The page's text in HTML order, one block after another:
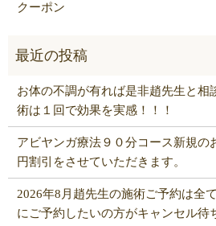
クーポン
お体の不調が有れば是非趙先生と相
術は１回で効果を実感！！！
アビヤンガ療法９０分コース新規の
円割引をさせていただきます。
2026年8月趙先生の施術ご予約は全
にご予約したいの方がキャンセル待